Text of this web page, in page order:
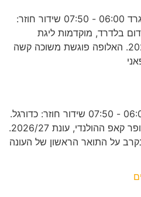
הפועל ב''ש - הכוכב האדום בלגרד 06:00 - 07:50 שידור חוזר:
בלדרד, מוקדמות ליגת
האלופות, סיבוב 3, עונת 2026/27. האלופה פוגשת משוכה קשה
סופר קאפ: פ.ס.וו - אלקמאר 06:00 - 07:50 שידור חוזר: כדורגל.
פ.ס.וו איינדהובן - אלקמאר, הסופר קאפ ההולנדי, עונת 2026/27.
על התואר הראשון של העונה